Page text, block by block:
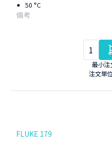
50 °C
最小注
注文単
FLUKE 179